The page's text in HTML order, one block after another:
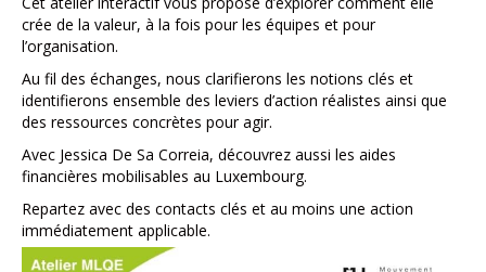
crée de la valeur, à la fois pour les équipes et pour
l’organisation.
Au fil des échanges, nous clarifierons les notions clés et
identifierons ensemble des leviers d’action réalistes ainsi que
des ressources concrètes pour agir.
Avec Jessica De Sa Correia, découvrez aussi les aides
financières mobilisables au Luxembourg.
Repartez avec des contacts clés et au moins une action
immédiatement applicable.